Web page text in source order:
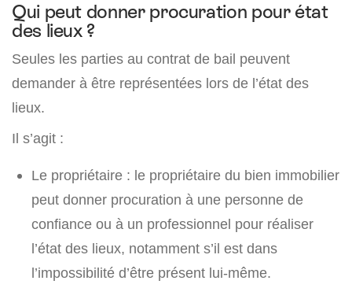
Qui peut donner procuration pour état
des lieux ?
Seules les parties au contrat de bail peuvent
demander à être représentées lors de l’état des
lieux.
Il s’agit :
Le propriétaire : le propriétaire du bien immobilier
peut donner procuration à une personne de
confiance ou à un professionnel pour réaliser
l’état des lieux, notamment s’il est dans
l’impossibilité d’être présent lui-même.